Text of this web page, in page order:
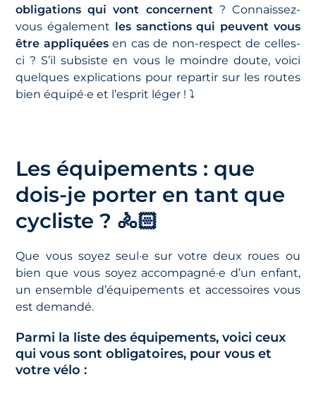
obligations qui vont concernent? Connaissez-
vous également les sanctions qui peuvent vous
être appliquéesen cas de non-respect de celles-
ci ? S’il subsiste en vous le moindre doute, voici
quelques explications pour repartir sur les routes
bien équipé·e et l’esprit léger ! ⤵️
Les équipements : que
dois-je porter en tant que
cycliste ? 🚴🏻
Que vous soyez seul·e sur votre deux roues ou
bien que vous soyez accompagné·e d’un enfant,
un ensemble d’équipements et accessoires vous
est demandé.
Parmi la liste des équipements, voici ceux
qui vous sont obligatoires, pour vous et
votre vélo :